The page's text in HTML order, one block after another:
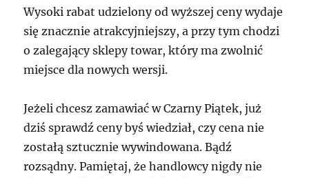
Wysoki rabat udzielony od wyższej ceny wydaje
się znacznie atrakcyjniejszy, a przy tym chodzi
o zalegający sklepy towar, który ma zwolnić
miejsce dla nowych wersji.
Jeżeli chcesz zamawiać w Czarny Piątek, już
dziś sprawdź ceny byś wiedział, czy cena nie
zostałą sztucznie wywindowana. Bądź
rozsądny. Pamiętaj, że handlowcy nigdy nie